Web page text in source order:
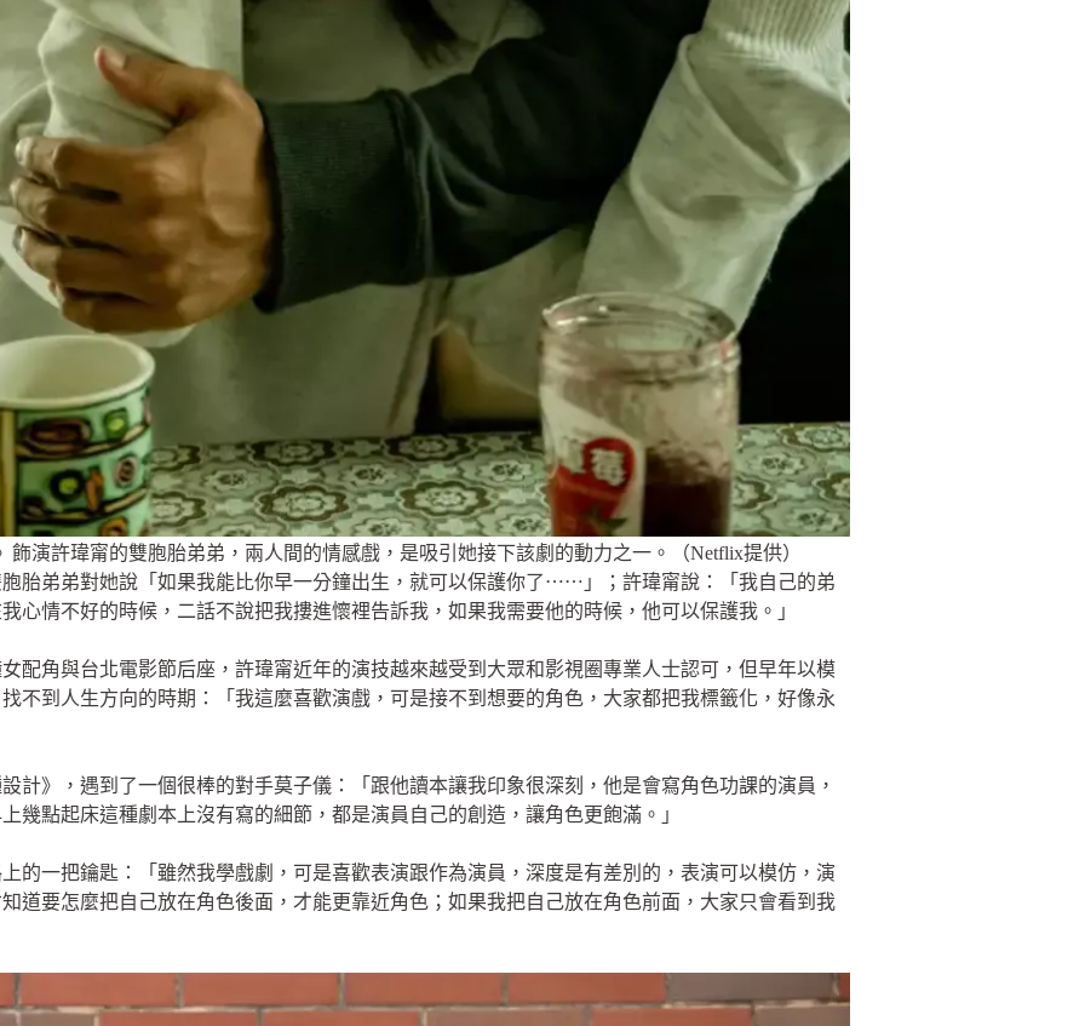
演許瑋甯的雙胞胎弟弟，兩人間的情感戲，是吸引她接下該劇的動力之一。（Netflix提供）
胎弟弟對她說「如果我能比你早一分鐘出生，就可以保護你了⋯⋯」；許瑋甯說：「我自己的弟
心情不好的時候，二話不說把我摟進懷裡告訴我，如果我需要他的時候，他可以保護我。」
配角與台北電影節后座，許瑋甯近年的演技越來越受到大眾和影視圈專業人士認可，但早年以模
不到人生方向的時期：「我這麼喜歡演戲，可是接不到想要的角色，大家都把我標籤化，好像永
計》，遇到了一個很棒的對手莫子儀：「跟他讀本讓我印象很深刻，他是會寫角色功課的演員，
幾點起床這種劇本上沒有寫的細節，都是演員自己的創造，讓角色更飽滿。」
的一把鑰匙：「雖然我學戲劇，可是喜歡表演跟作為演員，深度是有差別的，表演可以模仿，演
道要怎麼把自己放在角色後面，才能更靠近角色；如果我把自己放在角色前面，大家只會看到我